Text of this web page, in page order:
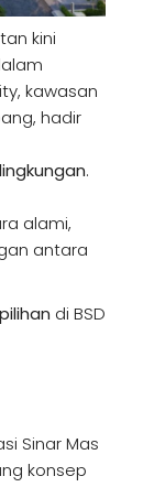
kini
kawasan
hadir
.
alami,
antara
di BSD
Sinar Mas
konsep